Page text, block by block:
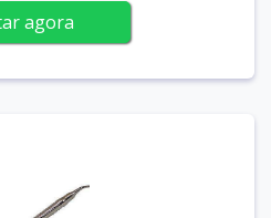
agora